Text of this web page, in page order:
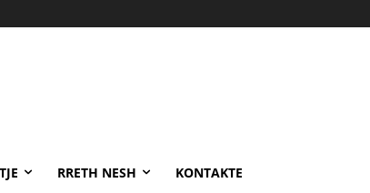
RRETH NESH KONTAKTE